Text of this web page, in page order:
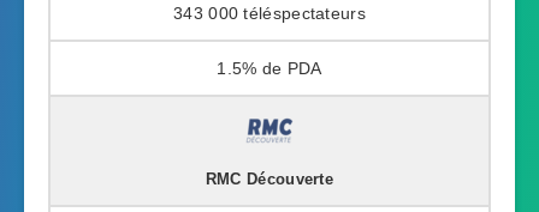
343 000
1.5%
RMC Découverte